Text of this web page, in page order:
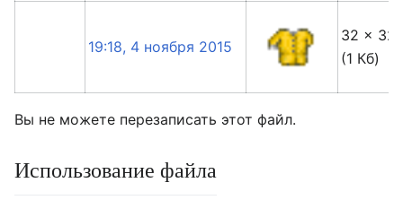
19:18, 4 ноября 2015
32 × 32
(1 Кб)
Вы не можете перезаписать этот файл.
Использование файла